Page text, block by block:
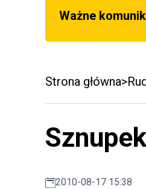
Ważne
Strona główna
2010-08-17 15:38